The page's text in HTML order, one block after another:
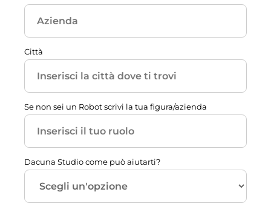
Città
Se non sei un Robot scrivi la tua figura/azienda
Dacuna Studio come può aiutarti?